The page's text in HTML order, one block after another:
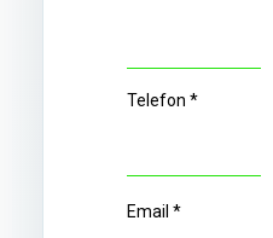
Telefon *
Email *